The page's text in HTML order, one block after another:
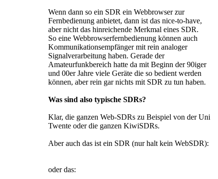
Wenn dann so ein SDR ein Webbrowser zur
Fernbedienung anbietet, dann ist das nice-to-have,
aber nicht das hinreichende Merkmal eines SDR.
So eine Webbrowserfernbedienung können auch
Kommunikationsempfänger mit rein analoger
Signalverarbeitung haben. Gerade der
Amateurfunkbereich hatte da mit Beginn der 90iger
und 00er Jahre viele Geräte die so bedient werden
können, aber rein gar nichts mit SDR zu tun haben.
Was sind also typische SDRs?
Klar, die ganzen Web-SDRs zu Beispiel von der Uni
Twente oder die ganzen KiwiSDRs.
Aber auch das ist ein SDR (nur halt kein WebSDR):
oder das: